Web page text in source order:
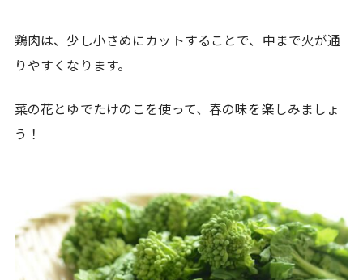
鶏肉は、少し小さめにカットすることで、中まで火が通
りやすくなります。
菜の花とゆでたけのこを使って、春の味を楽しみましょ
う！